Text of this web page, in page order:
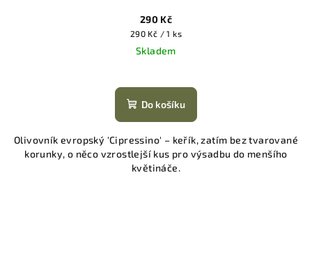
290 Kč
Měrná
cena:
290 Kč / 1 ks
Skladem
Do košíku
Olivovník evropský 'Cipressino' – keřík, zatím bez tvarované
korunky, o něco vzrostlejší kus pro výsadbu do menšího
květináče.